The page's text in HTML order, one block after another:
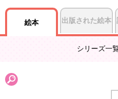
絵本 出版された絵本
シリーズ一